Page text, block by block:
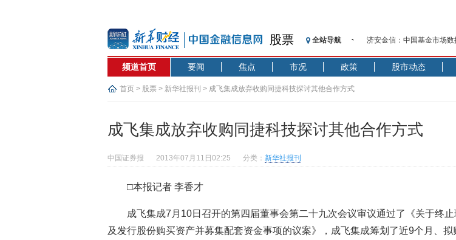
股票 全站导航
济安金信：中国基金市场数
【见·闻】疫情下，新加坡
记者手记：疫情下的香港
【见·闻】疫情下一家香港
济安金信：中国基金市场
【新华财经调查】同业存
在“隐秘的角落”
央行公开市场净投放300
基本面及股市双轮冲击 债
频道首页 要闻 焦点 市况 政策 股市动态
首页 > 股票 > 新华社报刊 > 成飞集成放弃收购同捷科技探讨其他合作方式
成飞集成放弃收购同捷科技探讨其他合作方式
中国证券报 2013年07月11日02:25 分类： 新华社报刊
□本报记者 李香才
成飞集成7月10日召开的第四届董事会第二十九次会议审议通过了《关于终止
及发行股份购买资产并募集配套资金事项的议案》，成飞集成筹划了近9个月、拟